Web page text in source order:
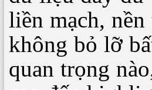
liền mạch,
không bỏ lỡ
quan trọng